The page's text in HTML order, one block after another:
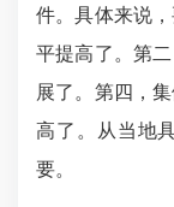
件。具体来说
平提高了。第
展了。第四，
高了。从当地
要。